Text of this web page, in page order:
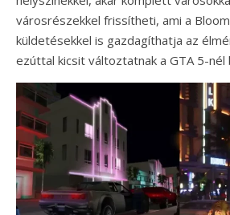
városrészekkel frissítheti, ami a
küldetésekkel is gazdagíthatja az
ezúttal kicsit változtatnak a GTA 5-